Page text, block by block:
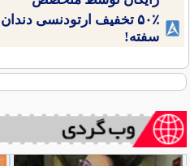
۵۰٪ تخفیف ارتودنسی
سفته!